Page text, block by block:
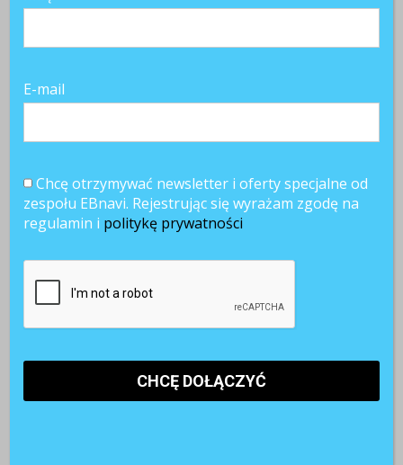
E-mail
Chcę otrzymywać newsletter i oferty specjalne od
zespołu EBnavi. Rejestrując się wyrażam zgodę na
regulamin i politykę prywatności